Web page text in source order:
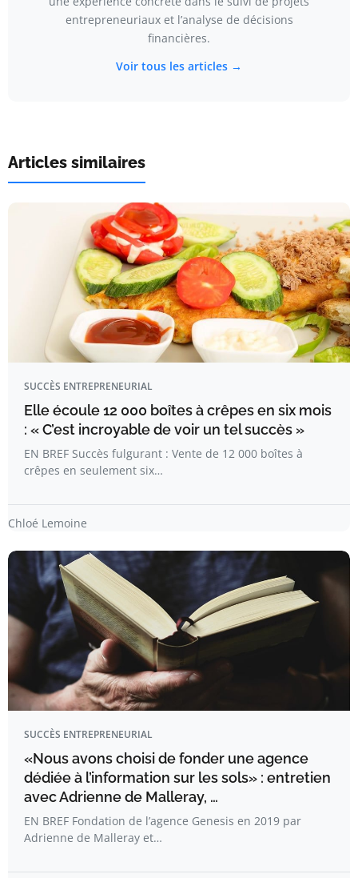
entrepreneuriaux et l’analyse de décisions
financières.
Voir tous les articles →
Articles similaires
SUCCÈS ENTREPRENEURIAL
Elle écoule 12 000 boîtes à crêpes en six mois
: « C’est incroyable de voir un tel succès »
EN BREF Succès fulgurant : Vente de 12 000 boîtes à
crêpes en seulement six…
Chloé Lemoine
SUCCÈS ENTREPRENEURIAL
«Nous avons choisi de fonder une agence
dédiée à l’information sur les sols» : entretien
avec Adrienne de Malleray, …
EN BREF Fondation de l’agence Genesis en 2019 par
Adrienne de Malleray et…